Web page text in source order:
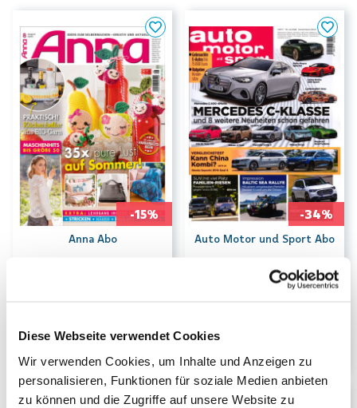
Diese Webseite verwendet Cookies
Wir verwenden Cookies, um Inhalte und Anzeigen zu
personalisieren, Funktionen für soziale Medien anbieten
zu können und die Zugriffe auf unsere Website zu
-15%
Anna Abo
-34%
Auto Motor und Sport Abo
135.00